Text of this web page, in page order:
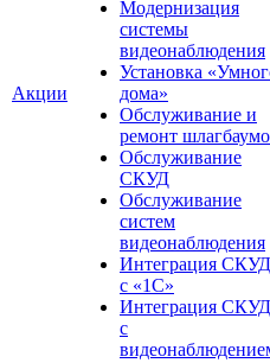
Акции
Модернизация
системы
видеонаблюдения
Установка
дома»
Обслуживание и
ремонт
Обслуживание
СКУД
Обслуживание
систем
видеонаблюдения
Интеграция СКУД
с «1С»
Интеграция СКУД
с